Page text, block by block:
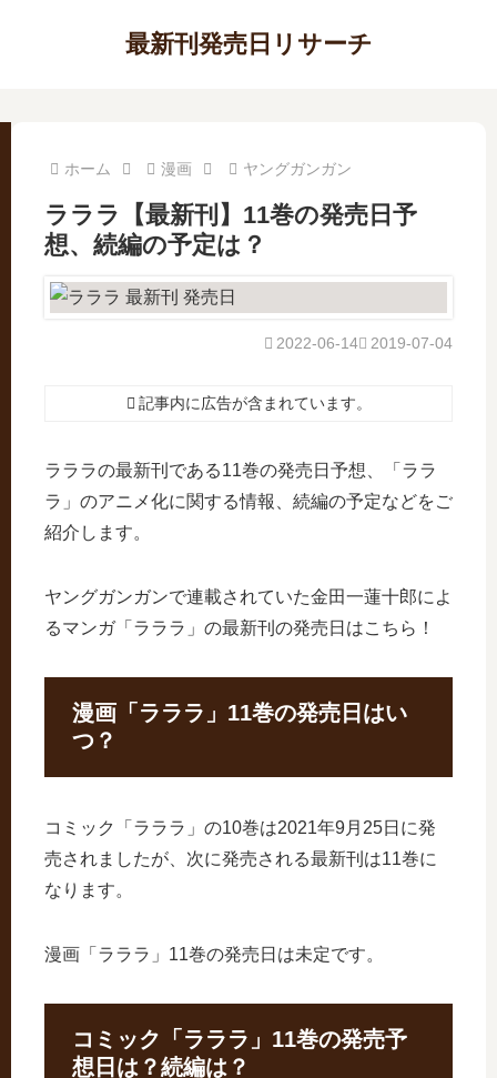
最新刊発売日リサーチ
ホーム 漫画 ヤングガンガン
ラララ【最新刊】11巻の発売日予
想、続編の予定は？
2019-07-04
2022-06-14
記事内に広告が含まれています。
ラララの最新刊である11巻の発売日予想、「ララ
ラ」のアニメ化に関する情報、続編の予定などをご
紹介します。
ヤングガンガンで連載されていた金田一蓮十郎によ
るマンガ「ラララ」の最新刊の発売日はこちら！
漫画「ラララ」11巻の発売日はい
つ？
コミック「ラララ」の10巻は2021年9月25日に発
売されましたが、次に発売される最新刊は11巻に
なります。
漫画「ラララ」11巻の発売日は未定です。
コミック「ラララ」11巻の発売予
想日は？続編は？